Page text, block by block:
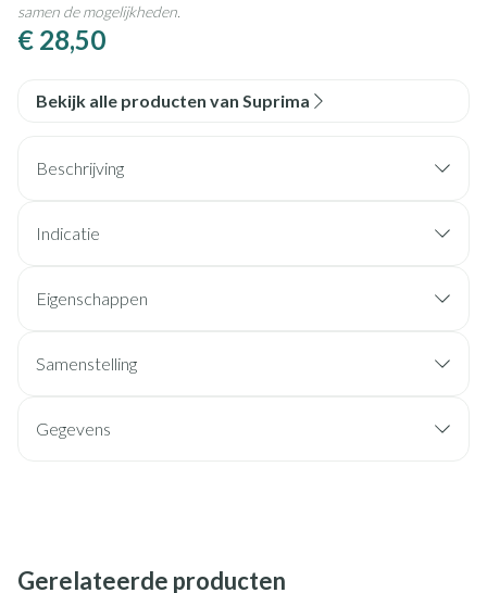
€ 28,50
samen de mogelijkheden.
Bekijk alle producten van Suprima
Beschrijving
Indicatie
Eigenschappen
Samenstelling
Gegevens
Gerelateerde producten